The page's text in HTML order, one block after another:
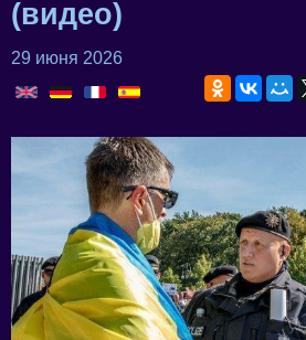
(видео)
29 июня 2026